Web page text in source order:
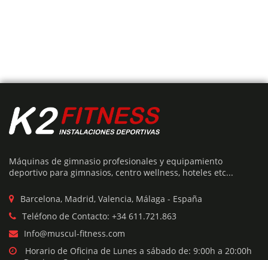
MULTIESTACIÓN GIMNASIO 8 ESTACIONES – CRUCE
DE POLEAS
€ 10,890El
original
era:
€10,890.
€6,734
El
actual
es:
€6,734.
Máquinas de gimnasio profesionales y equipamiento
deportivo para gimnasios, centro wellness, hoteles etc...
Barcelona, Madrid, Valencia, Málaga - España
Teléfono de Contacto: +34 611.721.863
Info@muscul-fitness.com
Horario de Oficina de Lunes a sábado de: 9:00h a 20:00h